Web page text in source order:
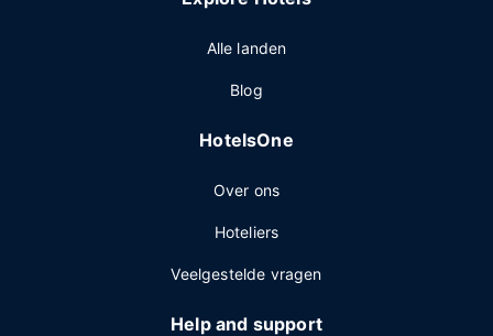
Alle landen
Blog
HotelsOne
Over ons
Hoteliers
Veelgestelde vragen
Help and support